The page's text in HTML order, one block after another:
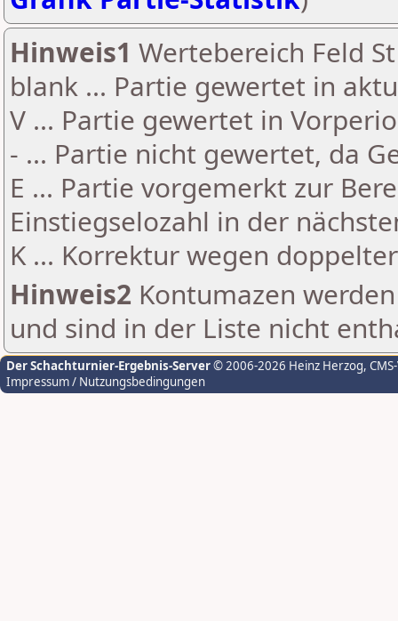
Hinweis1 Wertebereich Feld
blank ... Partie gewertet in
V ... Partie gewertet in
- ... Partie nicht gewertet, da
E ... Partie vorgemerkt zur
Einstiegselozahl in der
K ... Korrektur wegen
Hinweis2 Kontumazen
und sind in der Liste nicht
Der Schachturnier-Ergebnis-Server© 2006-2026 Heinz Herzog,
Impressum / Nutzungsbedingungen